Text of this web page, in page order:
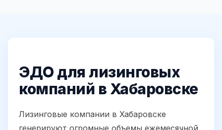
ЭДО для лизинговых
компаний в Хабаровске
Лизинговые компании в Хабаровске